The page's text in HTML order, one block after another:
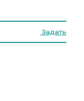
Задать